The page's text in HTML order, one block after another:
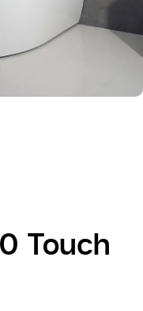
Touch